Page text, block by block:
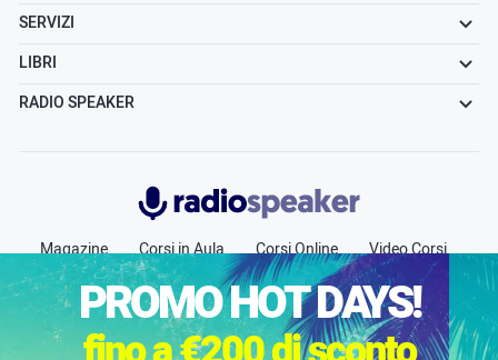
SERVIZI
LIBRI
RADIO SPEAKER
Radiospeaker.it
Magazine Corsi in Aula Corsi Online
Video Corsi
Community
Radio Jobs Chi siamo
Contatti
Pubblicità
PROMO HOT DAYS!